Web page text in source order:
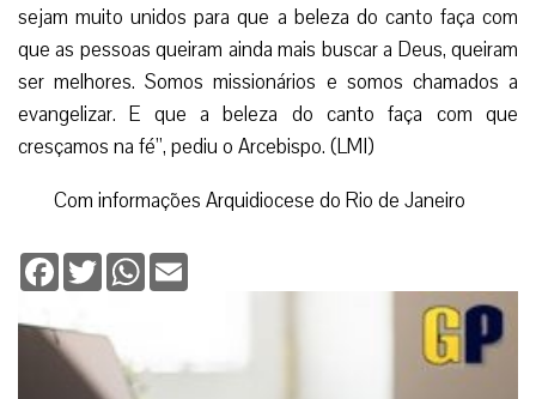
sejam muito unidos para que a beleza do canto faça com
que as pessoas queiram ainda mais buscar a Deus, queiram
ser melhores. Somos missionários e somos chamados a
evangelizar. E que a beleza do canto faça com que
cresçamos na fé”, pediu o Arcebispo. (LMI)
Com informações Arquidiocese do Rio de Janeiro
Facebook
TwitterWhatsApp